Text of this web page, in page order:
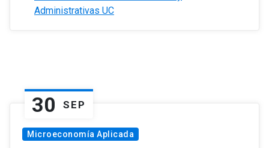
Administrativas UC
30 SEP
Microeconomía Aplicada